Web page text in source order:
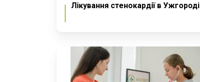
Лікування стенокардії в Ужгороді